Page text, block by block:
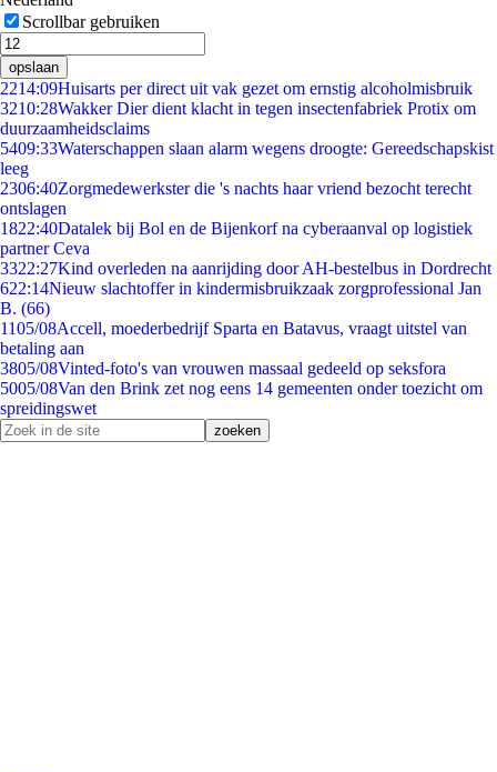
Scrollbar gebruiken
opslaan
2214:09Huisarts per direct uit vak gezet om ernstig alcoholmisbruik
3210:28Wakker Dier dient klacht in tegen insectenfabriek Protix om
duurzaamheidsclaims
5409:33Waterschappen slaan alarm wegens droogte: Gereedschapskist
leeg
2306:40Zorgmedewerkster die 's nachts haar vriend bezocht terecht
ontslagen
1822:40Datalek bij Bol en de Bijenkorf na cyberaanval op logistiek
partner Ceva
3322:27Kind overleden na aanrijding door AH-bestelbus in Dordrecht
622:14Nieuw slachtoffer in kindermisbruikzaak zorgprofessional Jan
B. (66)
1105/08Accell, moederbedrijf Sparta en Batavus, vraagt uitstel van
betaling aan
3805/08Vinted-foto's van vrouwen massaal gedeeld op seksfora
5005/08Van den Brink zet nog eens 14 gemeenten onder toezicht om
spreidingswet